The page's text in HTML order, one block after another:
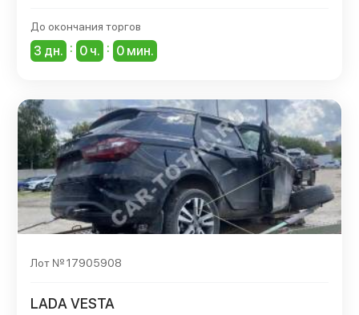
До окончания торгов
3 дн. : 0 ч. : 0 мин.
Лот № 17905908
LADA VESTA